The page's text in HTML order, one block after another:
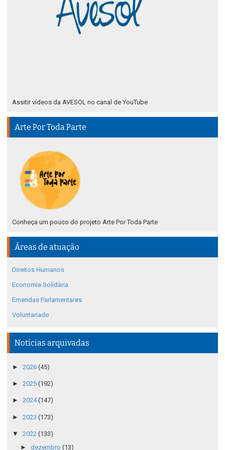
Assitir vídeos da AVESOL no canal de YouTube
Arte Por Toda Parte
Conheça um pouco do projeto Arte Por Toda Parte
Áreas de atuação
Direitos Humanos
Economia Solidária
Emendas Parlamentares
Voluntariado
Notícias arquivadas
► 2026 (45)
► 2025 (192)
► 2024(147)
► 2023 (173)
▼ 2022 (133)
► dezembro (13)